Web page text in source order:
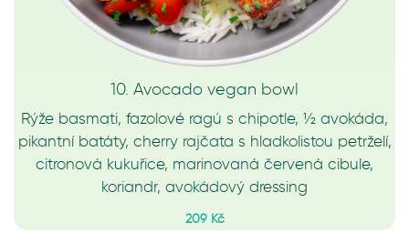
10. Avocado vegan bowl
Rýže basmati, fazolové ragú s chipotle, ½ avokáda,
pikantní batáty, cherry rajčata s hladkolistou petrželí,
citronová kukuřice, marinovaná červená cibule,
koriandr, avokádový dressing
209 Kč